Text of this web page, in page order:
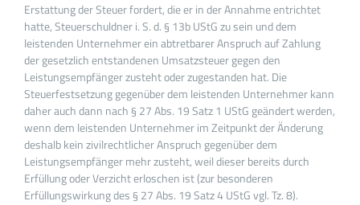
Erstattung der Steuer fordert, die er in der Annahme entrichtet
hatte, Steuerschuldner i. S. d. § 13b UStG zu sein und dem
leistenden Unternehmer ein abtretbarer Anspruch auf Zahlung
der gesetzlich entstandenen Umsatzsteuer gegen den
Leistungsempfänger zusteht oder zugestanden hat. Die
Steuerfestsetzung gegenüber dem leistenden Unternehmer kann
daher auch dann nach § 27 Abs. 19 Satz 1 UStG geändert werden,
wenn dem leistenden Unternehmer im Zeitpunkt der Änderung
deshalb kein zivilrechtlicher Anspruch gegenüber dem
Leistungsempfänger mehr zusteht, weil dieser bereits durch
Erfüllung oder Verzicht erloschen ist (zur besonderen
Erfüllungswirkung des § 27 Abs. 19 Satz 4 UStG vgl. Tz. 8).